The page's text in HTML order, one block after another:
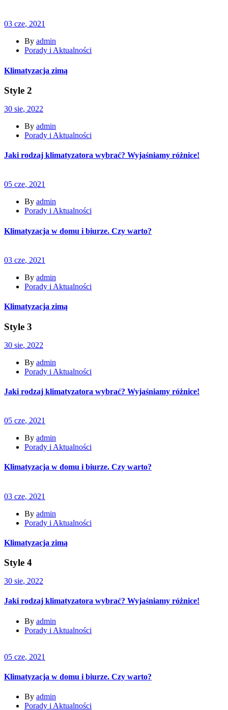
03 cze, 2021
By admin
Porady i Aktualności
Klimatyzacja zimą
Style 2
30 sie, 2022
By admin
Porady i Aktualności
Jaki rodzaj klimatyzatora wybrać? Wyjaśniamy różnice!
05 cze, 2021
By admin
Porady i Aktualności
Klimatyzacja w domu i biurze. Czy warto?
03 cze, 2021
By admin
Porady i Aktualności
Klimatyzacja zimą
Style 3
30 sie, 2022
By admin
Porady i Aktualności
Jaki rodzaj klimatyzatora wybrać? Wyjaśniamy różnice!
05 cze, 2021
By admin
Porady i Aktualności
Klimatyzacja w domu i biurze. Czy warto?
03 cze, 2021
By admin
Porady i Aktualności
Klimatyzacja zimą
Style 4
30 sie, 2022
Jaki rodzaj klimatyzatora wybrać? Wyjaśniamy różnice!
By admin
Porady i Aktualności
05 cze, 2021
Klimatyzacja w domu i biurze. Czy warto?
By admin
Porady i Aktualności